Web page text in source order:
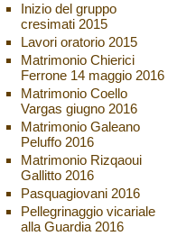
Inizio del gruppo
cresimati 2015
Lavori oratorio 2015
Matrimonio Chierici
Ferrone 14 maggio 2016
Matrimonio Coello
Vargas giugno 2016
Matrimonio Galeano
Peluffo 2016
Matrimonio Rizqaoui
Gallitto 2016
Pasquagiovani 2016
Pellegrinaggio vicariale
alla Guardia 2016